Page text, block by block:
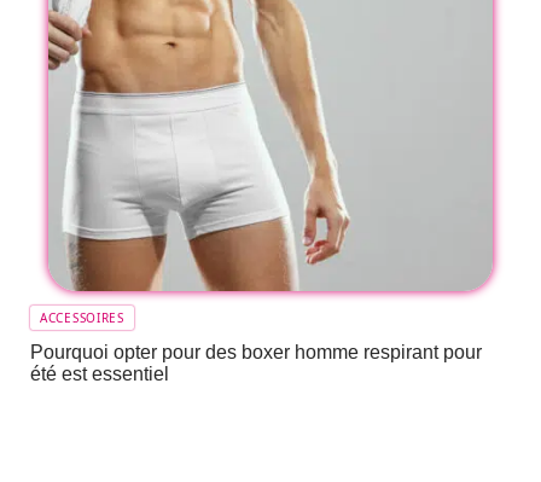
ACCESSOIRES
Pourquoi opter pour des boxer homme respirant pour
été est essentiel